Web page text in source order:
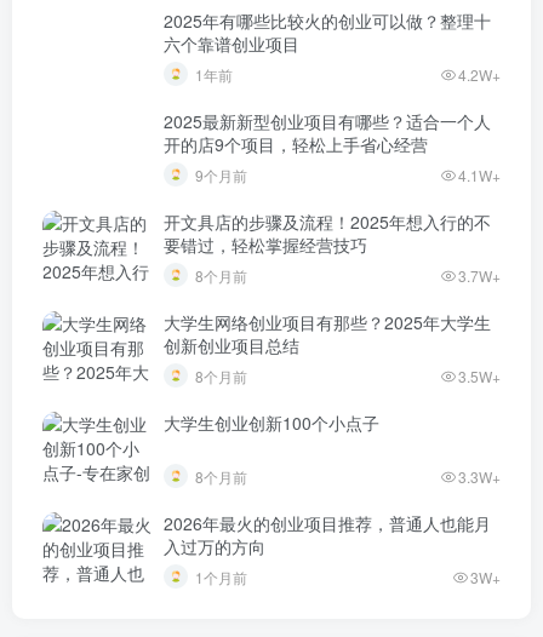
2025年有哪些比较火的创业可以做？整理十
六个靠谱创业项目
1年前 4.2W+
2025最新新型创业项目有哪些？适合一个人
开的店9个项目，轻松上手省心经营
9个月前 4.1W+
开文具店的步骤及流程！2025年想入行的不
要错过，轻松掌握经营技巧
8个月前 3.7W+
大学生网络创业项目有那些？2025年大学生
创新创业项目总结
8个月前 3.5W+
大学生创业创新100个小点子
8个月前 3.3W+
2026年最火的创业项目推荐，普通人也能月
入过万的方向
1个月前 3W+